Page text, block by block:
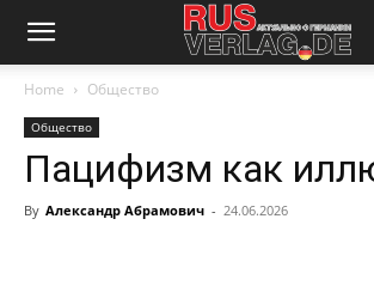
Home Общество
Общество
Пацифизм как
By Александр Абрамович - 24.06.2026